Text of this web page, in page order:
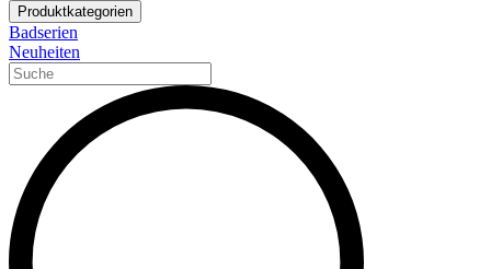
Produktkategorien
Badserien
Neuheiten